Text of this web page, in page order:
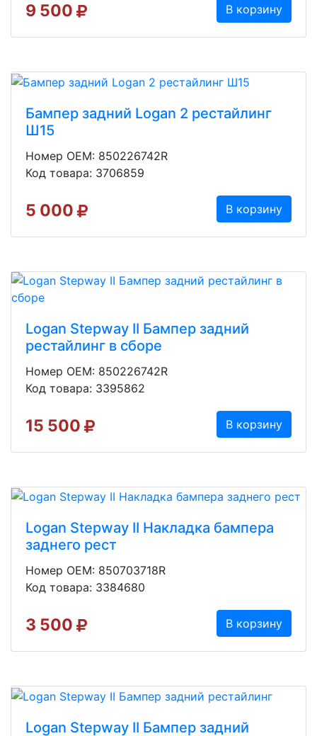
9 500 В корзину
Бампер задний Logan 2 рестайлинг
Ш15
Номер OEM: 850226742R
Код товара: 3706859
5 000 В корзину
Logan Stepway II Бампер задний
рестайлинг в сборе
Номер OEM: 850226742R
Код товара: 3395862
15 500 В корзину
Logan Stepway II Накладка бампера
заднего рест
Номер OEM: 850703718R
Код товара: 3384680
3 500 В корзину
Logan Stepway II Бампер задний